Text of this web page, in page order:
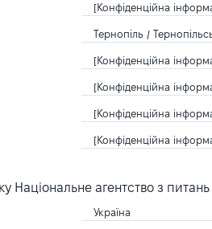
[Конфіденційна
Тернопіль /
[Конфіденційна
[Конфіденційна
[Конфіденційна
[Конфіденційна
агентство з
Україна